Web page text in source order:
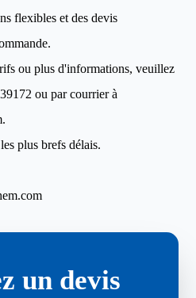
flexibles et des devis
ou plus d'informations, veuillez
ou par courrier à
.
plus brefs délais.
un devis